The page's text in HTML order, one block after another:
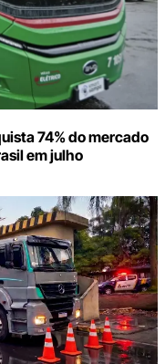
74% do mercado
em julho